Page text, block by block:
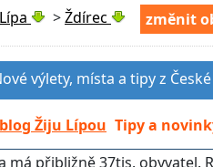
>Ždírec změnit
výlety, místa a tipy z
Žiju Lípou Tipy a
má přibližně 37tis. obyvatel.